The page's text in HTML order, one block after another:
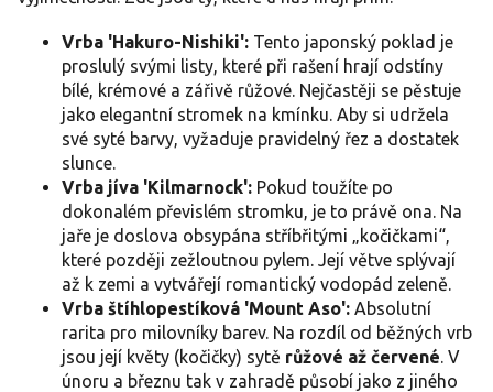
Vrba 'Hakuro-Nishiki': Tento japonský poklad je
proslulý svými listy, které při rašení hrají odstíny
bílé, krémové a zářivě růžové. Nejčastěji se pěstuje
jako elegantní stromek na kmínku. Aby si udržela
své syté barvy, vyžaduje pravidelný řez a dostatek
slunce.
Vrba jíva 'Kilmarnock': Pokud toužíte po
dokonalém převislém stromku, je to právě ona. Na
jaře je doslova obsypána stříbřitými „kočičkami“,
které později zežloutnou pylem. Její větve splývají
až k zemi a vytvářejí romantický vodopád zeleně.
Vrba štíhlopestíková 'Mount Aso': Absolutní
rarita pro milovníky barev. Na rozdíl od běžných vrb
jsou její květy (kočičky) sytě růžové až červené. V
únoru a březnu tak v zahradě působí jako z jiného